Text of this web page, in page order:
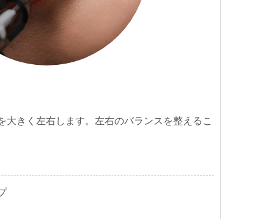
大きく左右します。左右のバランスを整えるこ